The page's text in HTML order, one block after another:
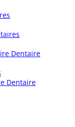
Dentaire
Dentaire